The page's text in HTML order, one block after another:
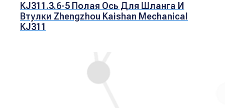
KJ311.3.6-5 Полая Ось Для Шланга И
Втулки Zhengzhou Kaishan Mechanical
KJ311